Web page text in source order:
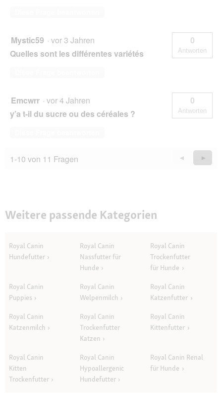
Mystic59 · vor 3 Jahren
Quelles sont les différentes variétés
0
Antworten
Emcwrr · vor 4 Jahren
y’a t-il du sucre ou des céréales ?
0
Antworten
1-10 von 11 Fragen
Zurück
Questions
◄
Weiter
►
Weitere passende Kategorien
Royal Canin
Hundefutter
Royal Canin
Nassfutter für
Hunde
Royal Canin
Trockenfutter
für Hunde
Royal Canin
Puppies
Royal Canin
Welpenmilch
Royal Canin
Katzenfutter
Royal Canin
Katzenmilch
Royal Canin
Trockenfutter
Katzen
Royal Canin
Kittenfutter
Royal Canin
Kitten
Trockenfutter
Royal Canin
Hypoallergenic
Hundefutter
Royal Canin Renal
für Hunde